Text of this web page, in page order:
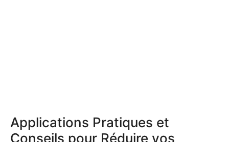
Applications Pratiques et
Conseils pour Réduire vos